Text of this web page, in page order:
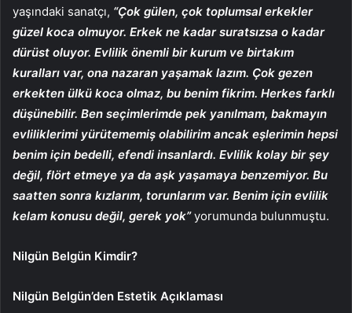
yaşındaki sanatçı, “Çok gülen, çok toplumsal erkekler
güzel koca olmuyor. Erkek ne kadar suratsızsa o kadar
dürüst oluyor. Evlilik önemli bir kurum ve birtakım
kuralları var, ona nazaran yaşamak lazım. Çok gezen
erkekten ülkü koca olmaz, bu benim fikrim. Herkes farklı
düşünebilir. Ben seçimlerimde pek yanılmam, bakmayın
evliliklerimi yürütememiş olabilirim ancak eşlerimin hepsi
benim için bedelli, efendi insanlardı. Evlilik kolay bir şey
değil, flört etmeye ya da aşk yaşamaya benzemiyor. Bu
saatten sonra kızlarım, torunlarım var. Benim için evlilik
kelam konusu değil, gerek yok”yorumunda bulunmuştu.
Nilgün Belgün Kimdir?
Nilgün Belgün’den Estetik Açıklaması